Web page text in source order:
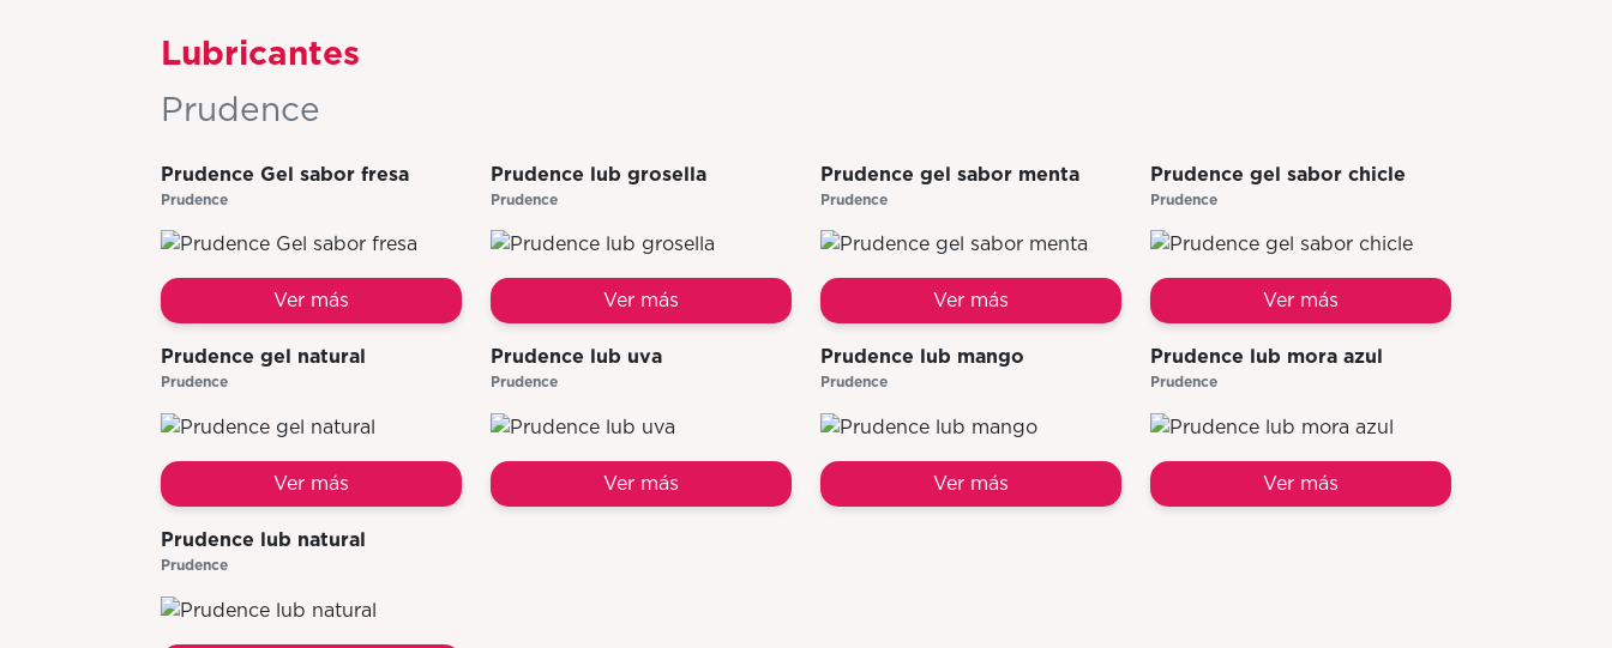
Lubricantes
Prudence
Prudence Gel sabor fresa
Prudence
Ver más
Prudence lub grosella
Prudence
Ver más
Prudence gel sabor menta
Prudence
Ver más
Prudence gel sabor chicle
Prudence
Ver más
Prudence gel natural
Prudence
Ver más
Prudence lub uva
Prudence
Ver más
Prudence lub mango
Prudence
Ver más
Prudence lub mora azul
Prudence
Ver más
Prudence lub natural
Prudence